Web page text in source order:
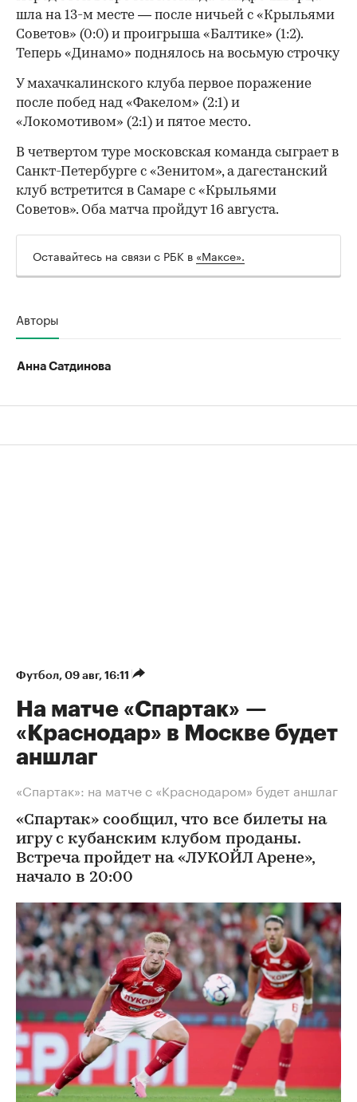
шла на 13-м месте — после ничьей с «Крыльями
Советов» (0:0) и проигрыша «Балтике» (1:2).
Теперь «Динамо» поднялось на восьмую строчку
У махачкалинского клуба первое поражение
после побед над «Факелом» (2:1) и
«Локомотивом» (2:1) и пятое место.
В четвертом туре московская команда сыграет в
Санкт-Петербурге с «Зенитом», а дагестанский
клуб встретится в Самаре с «Крыльями
Советов». Оба матча пройдут 16 августа.
Оставайтесь на связи с РБК в «Максе».
Авторы
Анна Сатдинова
Футбол⁠, 09 авг, 16:11
На матче «Спартак» —
«Краснодар» в Москве будет
аншлаг
«Спартак»: на матче с «Краснодаром» будет аншлаг
«Спартак» сообщил, что все билеты на
игру с кубанским клубом проданы.
Встреча пройдет на «ЛУКОЙЛ Арене»,
начало в 20:00